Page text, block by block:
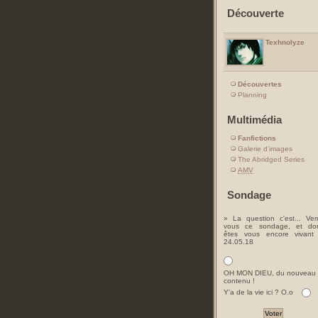
Découverte
Texhnolyze
Découvertes
Planning
Multimédia
Fanfictions
Galerie d'images
The Abridged Series
AMV
Sondage
» La question c'est...
vous ce sondage, et
êtes vous encore vivant
24.05.18
OH MON DIEU, du nouveau
contenu !
Y'a de la vie ici ? O.o